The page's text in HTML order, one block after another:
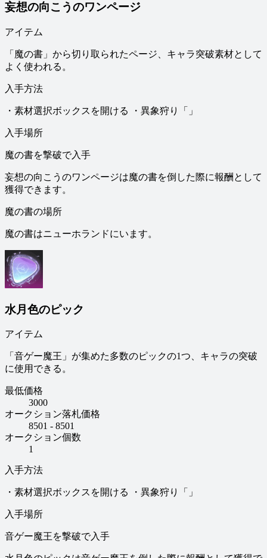
妄想の向こうのワンページ
アイテム
「魔の書」から切り取られたページ、キャラ突破素材として
よく使われる。
入手方法
・素材選択ボックスを開ける ・異象狩り「」
入手場所
魔の書を撃破で入手
妄想の向こうのワンページは魔の書を倒した際に報酬として
獲得できます。
魔の書の場所
魔の書はニューホランドにいます。
水月色のピック
アイテム
「音ゲー魔王」が集めた多数のピックの1つ、キャラの突破
に使用できる。
最低価格
3000
オークション落札価格
8501 - 8501
オークション個数
1
入手方法
・素材選択ボックスを開ける ・異象狩り「」
入手場所
音ゲー魔王を撃破で入手